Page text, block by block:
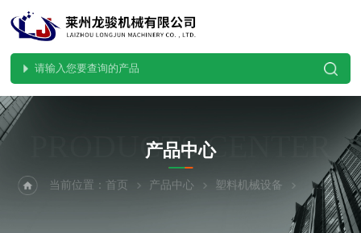
PRODUCTS CENTER
产品中心
当前位置：首页 产品中心 塑料机械设备 塑料破碎机